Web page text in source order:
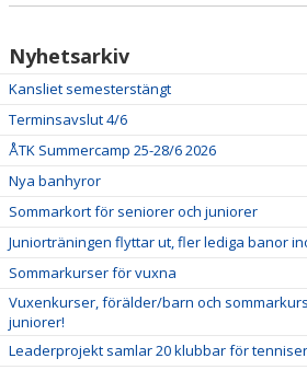
Nyhetsarkiv
Kansliet semesterstängt
Terminsavslut 4/6
ÅTK Summercamp 25-28/6 2026
Nya banhyror
Sommarkort för seniorer och juniorer
Juniorträningen flyttar ut, fler lediga banor
Sommarkurser för vuxna
Vuxenkurser, förälder/barn och
juniorer!
Leaderprojekt samlar 20 klubbar för